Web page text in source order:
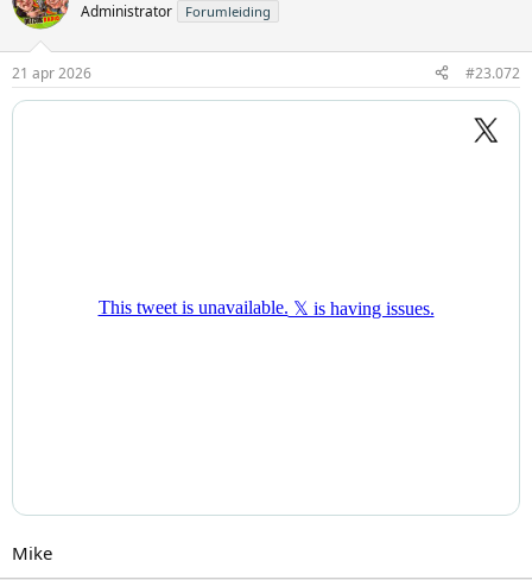
Administrator Forumleiding
21 apr 2026 #23.072
Mike